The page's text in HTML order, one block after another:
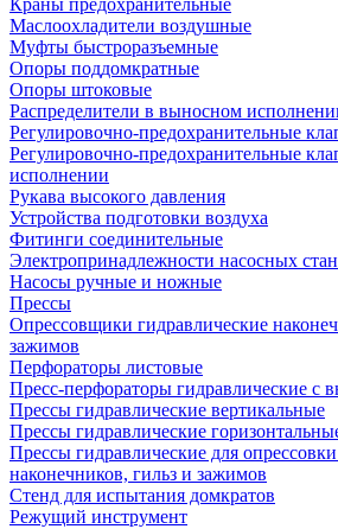
Краны предохранительные
Маслоохладители воздушные
Муфты быстроразъемные
Опоры поддомкратные
Опоры штоковые
Распределители в выносном
Регулировочно-предохранительные
Регулировочно-предохранительные
исполнении
Рукава высокого давления
Устройства подготовки воздуха
Фитинги соединительные
Электропринадлежности насосных
Насосы ручные и ножные
Прессы
Опрессовщики гидравлические
зажимов
Перфораторы листовые
Пресс-перфораторы гидравлические с
Прессы гидравлические вертикальные
Прессы гидравлические
Прессы гидравлические для
наконечников, гильз и зажимов
Стенд для испытания домкратов
Режущий инструмент